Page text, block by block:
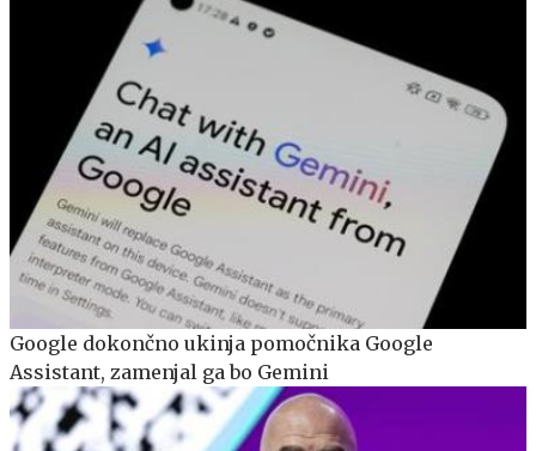
Google dokončno ukinja pomočnika Google
Assistant, zamenjal ga bo Gemini